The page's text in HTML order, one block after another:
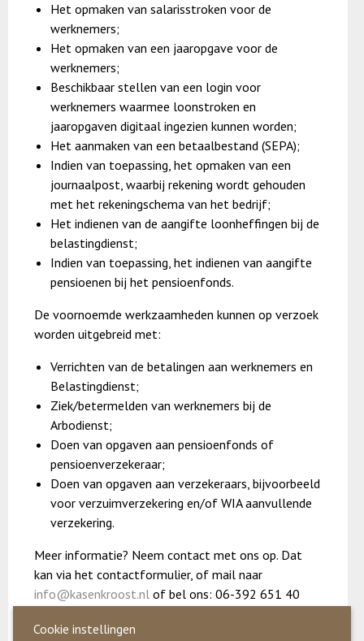
Het opmaken van salarisstroken voor de
werknemers;
Het opmaken van een jaaropgave voor de
werknemers;
Beschikbaar stellen van een login voor
werknemers waarmee loonstroken en
jaaropgaven digitaal ingezien kunnen worden;
Het aanmaken van een betaalbestand (SEPA);
Indien van toepassing, het opmaken van een
journaalpost, waarbij rekening wordt gehouden
met het rekeningschema van het bedrijf;
Het indienen van de aangifte loonheffingen bij de
belastingdienst;
Indien van toepassing, het indienen van aangifte
pensioenen bij het pensioenfonds.
De voornoemde werkzaamheden kunnen op verzoek
worden uitgebreid met:
Verrichten van de betalingen aan werknemers en
Belastingdienst;
Ziek/betermelden van werknemers bij de
Arbodienst;
Doen van opgaven aan pensioenfonds of
pensioenverzekeraar;
Doen van opgaven aan verzekeraars, bijvoorbeeld
voor verzuimverzekering en/of WIA aanvullende
verzekering.
Meer informatie? Neem contact met ons op. Dat
kan via het contactformulier, of mail naar
info@kasenkroost.nl of bel ons: 06-392 651 40
Cookie instellingen